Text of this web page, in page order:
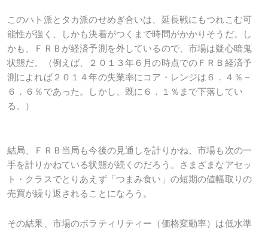
このハト派とタカ派のせめぎ合いは、延長戦にもつれこむ可
能性が強く、しかも決着がつくまで時間がかかりそうだ。し
かも、ＦＲＢが経済予測を外しているので、市場は疑心暗鬼
状態だ。（例えば、２０１３年６月の時点でのＦＲＢ経済予
測によれば２０１４年の失業率にコア・レンジは６．４％－
６．６％であった。しかし、既に６．１％まで下落してい
る。）
結局、ＦＲＢ当局も今後の見通しを計りかね、市場も次の一
手を計りかねている状態が続くのだろう。さまざまなアセッ
ト・クラスでとりあえず「つまみ食い」の短期の値幅取りの
売買が繰り返されることになろう。
その結果、市場のボラティリティー（価格変動率）は低水準